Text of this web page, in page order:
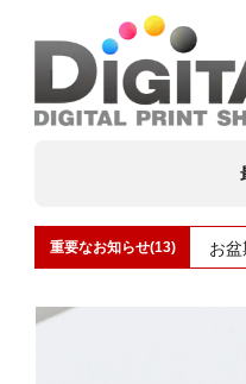
重要なお知らせ(13) お